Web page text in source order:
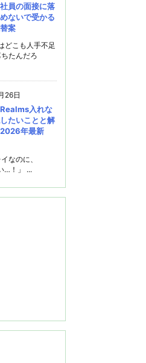
員の面接に落
ないで受かる
案
どこも人手不足
たんだろ
26日
入れな
たいことと解
年最新
なのに、
…！」 ...